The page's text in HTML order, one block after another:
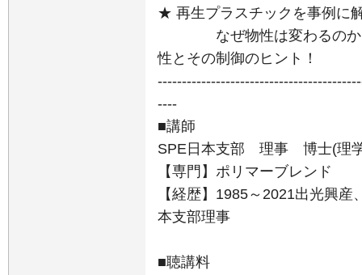
★ 再生プラスチックを事例
なぜ物性は変わるのか？
性とその制御のヒント！
----
■講師
SPE日本支部 理事 博士(理
【専門】ポリマーブレンド
【経歴】1985～2021出光興
本支部理事
■聴講料